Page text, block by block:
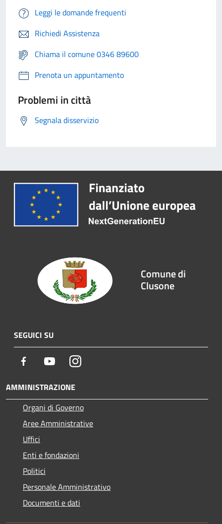
Leggi le domande frequenti
Richiedi Assistenza
Chiama il comune 0346 89600
Prenota un appuntamento
Problemi in città
Segnala disservizio
Comune di
Clusone
SEGUICI SU
Facebook YoutubeInstagram
AMMINISTRAZIONE
Organi di Governo
Aree Amministrative
Uffici
Enti e fondazioni
Politici
Personale Amministrativo
Documenti e dati